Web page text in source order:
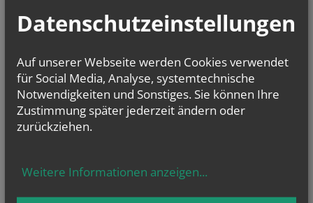
festgelegten Arbeitsbereichs. Sie begleiten, qualifizieren und motivieren
ehrenamtliche Mitarbeiter in pastoralen Feldern.
Datenschutzeinstellungen
Auf unserer Webseite werden Cookies verwendet
für Social Media, Analyse, systemtechnische
Notwendigkeiten und Sonstiges. Sie können Ihre
Zustimmung später jederzeit ändern oder
zurückziehen.
Weitere Informationen anzeigen...